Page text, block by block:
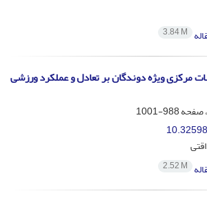
3.84 M
ثبات مرکزی ویژه دوندگان بر تعادل و عملکرد ورزشی
988-1001
2.52 M